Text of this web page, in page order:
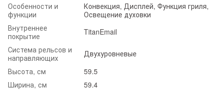
Особенности и
функции
Конвекция, Дисплей, Функция гриля,
Освещение духовки
Внутреннее
покрытие
TitanEmail
Система рельсов и
направляющих
Двухуровневые
Высота, см
59.5
Ширина, см
59.4